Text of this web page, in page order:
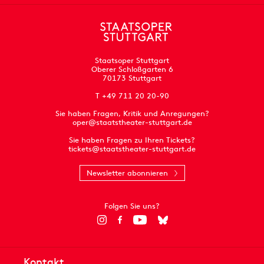
Staatsoper Stuttgart
Oberer Schloßgarten 6
70173 Stuttgart
T +49 711 20 20-90
Sie haben Fragen, Kritik und Anregungen?
oper@staatstheater-stuttgart.de
Sie haben Fragen zu Ihren Tickets?
tickets@staatstheater-stuttgart.de
Newsletter abonnieren
Folgen Sie uns?